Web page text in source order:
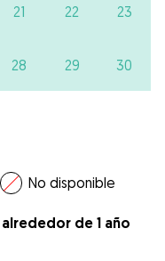
21 22 23
28 29 30
No disponible
de 1 año